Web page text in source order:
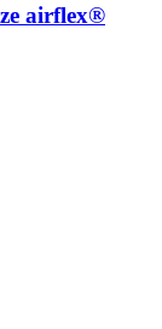
airflex®